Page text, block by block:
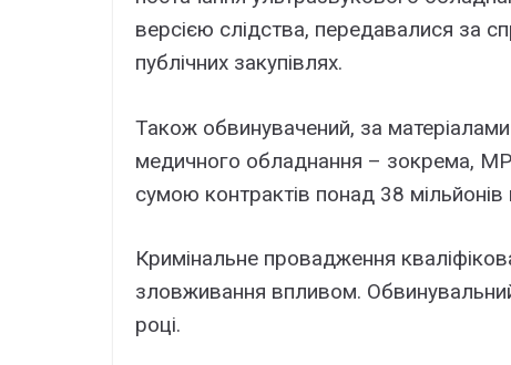
версією слідства, передавалися за
публічних закупівлях.
Також обвинувачений, за
медичного обладнання – зокрема,
сумою контрактів понад 38 мільйонів
Кримінальне провадження
зловживання впливом.
році.